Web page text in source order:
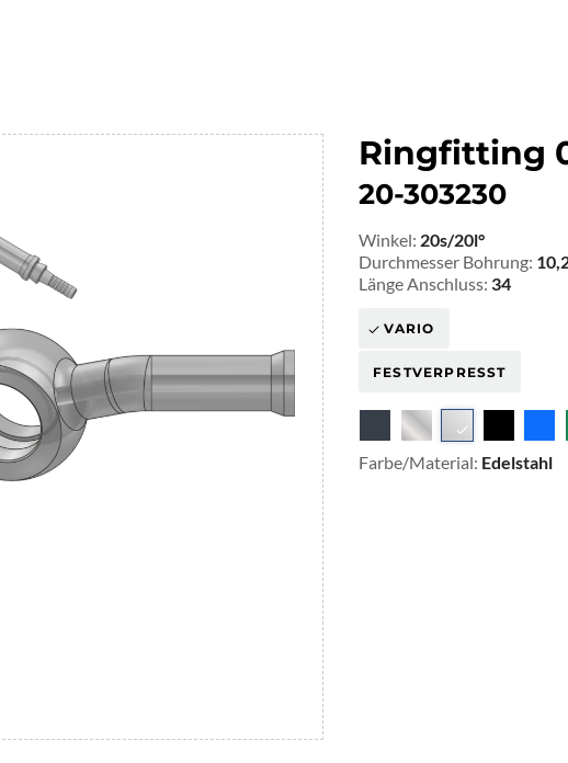
Ringfitting
20-303230
Winkel: 20s/20l°
Durchmesser Bohrung:
Länge Anschluss: 34
VARIO
FESTVERPRESST
Farbe/Material: Edelstahl